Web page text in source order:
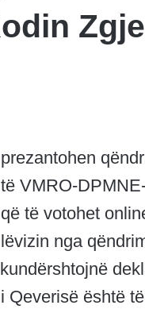
VMRO-
të votohet
nga
është